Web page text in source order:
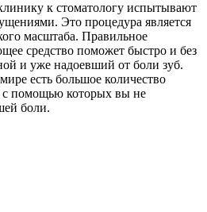
к стоматологу испытывают
Это процедура является
масштаба. Правильное
средство поможет быстро и без
и уже надоевший от боли зуб.
есть большое количество
с помощью которых вы не
боли.